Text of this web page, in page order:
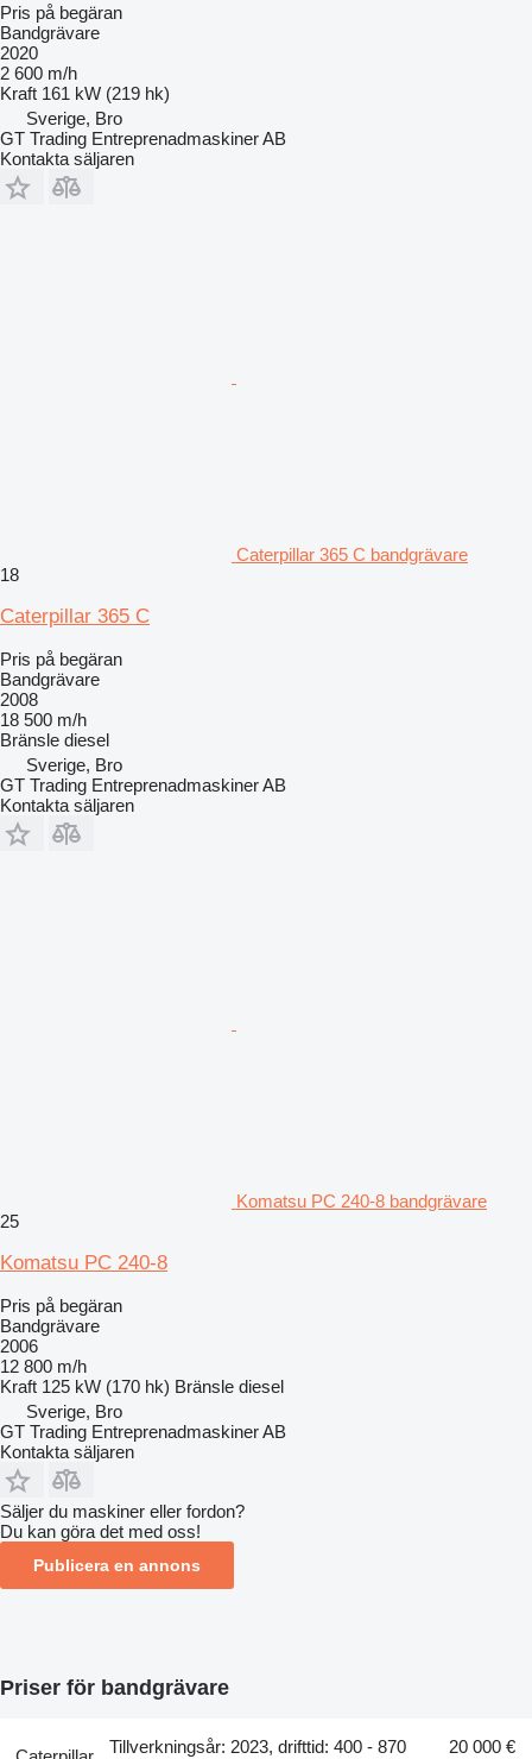
Pris på begäran
Bandgrävare
2020
2 600 m/h
Kraft 161 kW (219 hk)
Sverige, Bro
GT Trading Entreprenadmaskiner AB
Kontakta säljaren
Caterpillar 365 C bandgrävare
18
Caterpillar 365 C
Pris på begäran
Bandgrävare
2008
18 500 m/h
Bränsle diesel
Sverige, Bro
GT Trading Entreprenadmaskiner AB
Kontakta säljaren
Komatsu PC 240-8 bandgrävare
25
Komatsu PC 240-8
Pris på begäran
Bandgrävare
2006
12 800 m/h
Kraft 125 kW (170 hk) Bränsle diesel
Sverige, Bro
GT Trading Entreprenadmaskiner AB
Kontakta säljaren
Säljer du maskiner eller fordon?
Du kan göra det med oss!
Publicera en annons
Priser för bandgrävare
Tillverkningsår: 2023, drifttid: 400 - 870
20 000 €